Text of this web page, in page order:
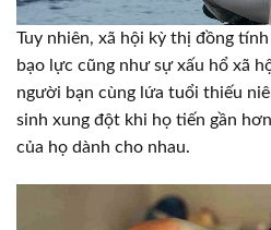
Tuy nhiên, xã hội kỳ thị đồng
bạo lực cũng như sự xấu hổ xã
người bạn cùng lứa tuổi thiếu
sinh xung đột khi họ tiến gần
của họ dành cho nhau.